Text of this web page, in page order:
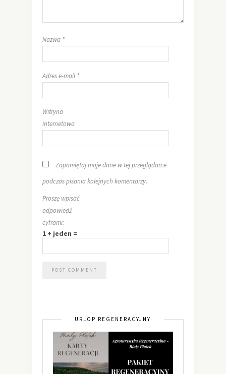
Nazwa *
Adres e-mail *
Witryna
internetowa
Zapamiętaj moje dane w tej przeglądarce
podczas pisania kolejnych komentarzy.
Proszę wpisać
odpowiedź
cyframi:
1 + jeden =
URLOP REGENERACYJNY